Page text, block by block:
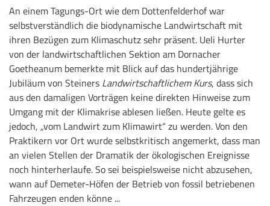
An einem Tagungs-Ort wie dem Dottenfelderhof war
selbstverständlich die biodynamische Landwirtschaft mit
ihren Bezügen zum Klimaschutz sehr präsent. Ueli Hurter
von der landwirtschaftlichen Sektion am Dornacher
Goetheanum bemerkte mit Blick auf das hundertjährige
Jubiläum von Steiners Landwirtschaftlichem Kurs, dass sich
aus den damaligen Vorträgen keine direkten Hinweise zum
Umgang mit der Klimakrise ablesen ließen. Heute gelte es
jedoch, „vom Landwirt zum Klimawirt“ zu werden. Von den
Praktikern vor Ort wurde selbstkritisch angemerkt, dass man
an vielen Stellen der Dramatik der ökologischen Ereignisse
noch hinterherlaufe. So sei beispielsweise nicht abzusehen,
wann auf Demeter-Höfen der Betrieb von fossil betriebenen
Fahrzeugen enden könne ...